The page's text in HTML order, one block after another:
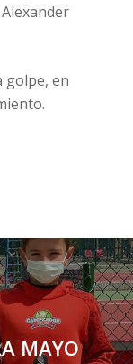
golpe, en
MAYO